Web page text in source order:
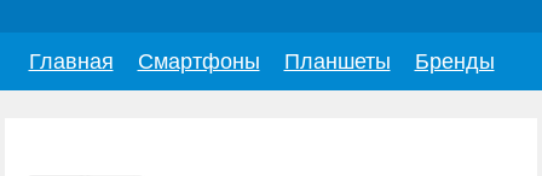
Главная Смартфоны Планшеты Бренды